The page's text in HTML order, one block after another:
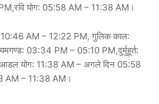
योग: 05:58 AM – 11:38 AM।
10:46 AM – 12:22 PM, गुलिक काल:
03:34 PM – 05:10 PM,दुर्मुहूर्त:
योग: 11:38 AM – अगले दिन 05:58
AM – 11:38 AM।